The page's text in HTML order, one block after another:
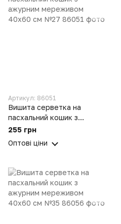
Артикул: 86051
Вишита серветка на
пасхальний кошик з
ажурним мереживом
255 грн
Оптові ціни